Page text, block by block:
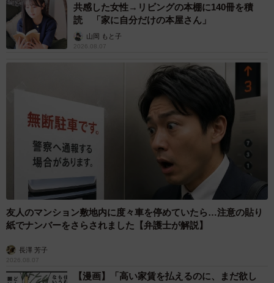
共感した女性→リビングの本棚に140冊を積
読 「家に自分だけの本屋さん」
山岡 もと子
2026.08.07
友人のマンション敷地内に度々車を停めていたら…注意の貼り
紙でナンバーをさらされました【弁護士が解説】
長澤 芳子
2026.08.07
【漫画】「高い家賃を払えるのに、まだ欲し